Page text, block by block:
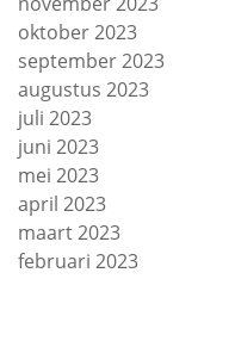
oktober 2023
september 2023
augustus 2023
juli 2023
juni 2023
mei 2023
april 2023
maart 2023
februari 2023